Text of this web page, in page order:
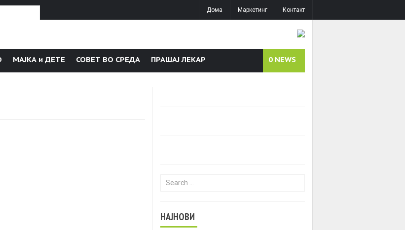
Дома Маркетинг Контакт
МАЈКА и ДЕТЕ СОВЕТ ВО СРЕДА ПРАШАЈ ЛЕКАР 0 NEWS
Search for:
НАЈНОВИ